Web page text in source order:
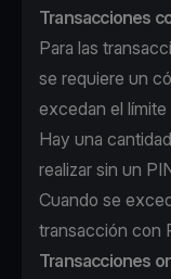
Transacciones
Para las
se requiere un
excedan el
Hay una
realizar sin un
Cuando se
transacción con
Transacciones